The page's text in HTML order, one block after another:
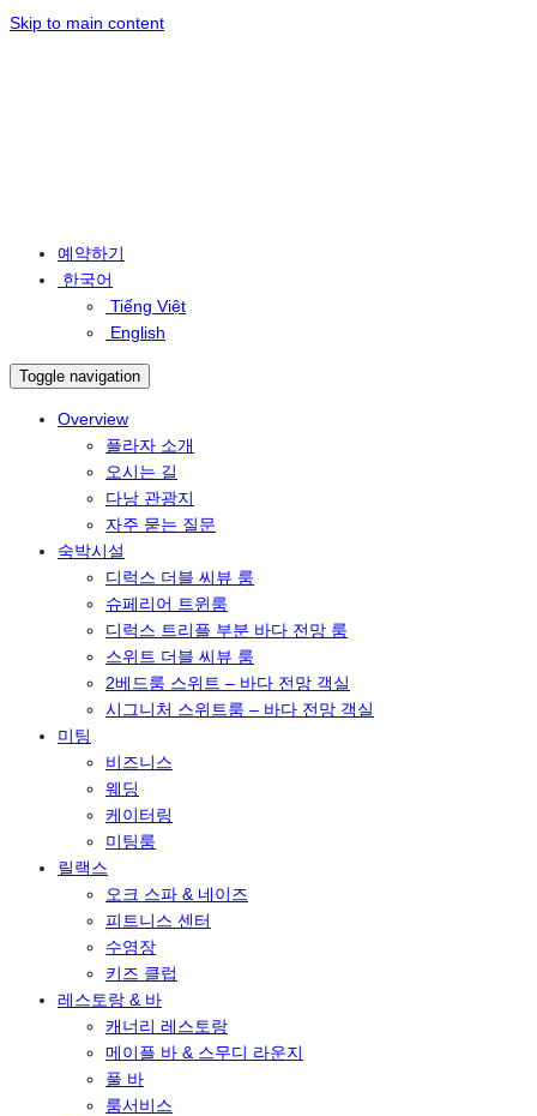
Skip to main content
예약하기
한국어
Tiếng Việt
English
Toggle navigation
Overview
플라자 소개
오시는 길
다낭 관광지
자주 묻는 질문
숙박시설
디럭스 더블 씨뷰 룸
슈페리어 트윈룸
디럭스 트리플 부분 바다 전망 룸
스위트 더블 씨뷰 룸
2베드룸 스위트 – 바다 전망 객실
시그니처 스위트룸 – 바다 전망 객실
미팅
비즈니스
웨딩
케이터링
미팅룸
릴랙스
오크 스파 & 네이즈
피트니스 센터
수영장
키즈 클럽
레스토랑 & 바
캐너리 레스토랑
메이플 바 & 스무디 라운지
풀 바
룸서비스